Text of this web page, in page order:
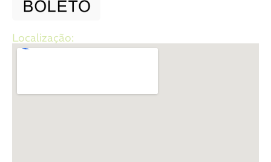
Localização: